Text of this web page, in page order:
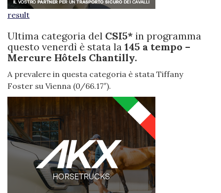
result
Ultima categoria del CSI5* in programma
questo venerdì è stata la 145 a tempo –
Mercure Hôtels Chantilly.
A prevalere in questa categoria è stata Tiffany
Foster su Vienna (0/66.17″).